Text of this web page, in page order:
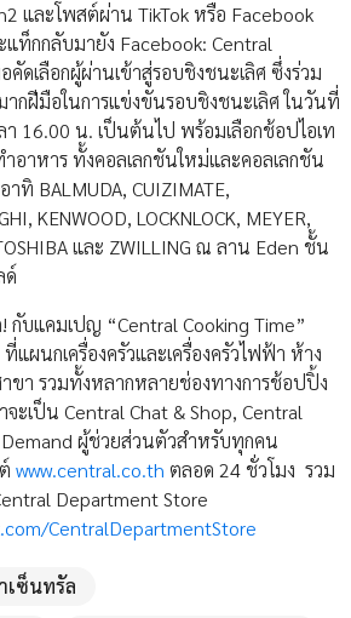
และโพสต์ผ่าน TikTok หรือ Facebook
ท็กกลับมายัง Facebook: Central
ดเลือกผู้ผ่านเข้าสู่รอบชิงชนะเลิศ ซึ่งร่วม
กฝีมือในการแข่งขันรอบชิงชนะเลิศ ในวันที่
16.00 น. เป็นต้นไป พร้อมเลือกช้อปไอเท
อาหาร ทั้งคอลเลกชันใหม่และคอลเลกชัน
ทิ BALMUDA, CUIZIMATE,
KENWOOD, LOCKNLOCK, MEYER,
และ ZWILLING ณ ลาน Eden ชั้น
ด์
กับแคมเปญ “Central Cooking Time”
ผนกเครื่องครัวและเครื่องครัวไฟฟ้า ห้าง
ขา รวมทั้งหลากหลายช่องทางการช้อปปิ้ง
ะเป็น Central Chat & Shop, Central
ผู้ช่วยส่วนตัวสำหรับทุกคน
www.central.co.th ตลอด 24 ชั่วโมง รวม
Department Store
CentralDepartmentStore
เซ็นทรัล